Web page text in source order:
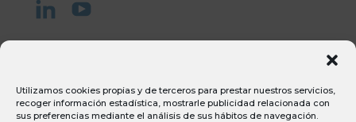
Utilizamos cookies propias y de terceros para prestar nuestros servicios,
recoger información estadística, mostrarle publicidad relacionada con
sus preferencias mediante el análisis de sus hábitos de navegación.
Condiciones generales de compra
Condiciones generales de venta